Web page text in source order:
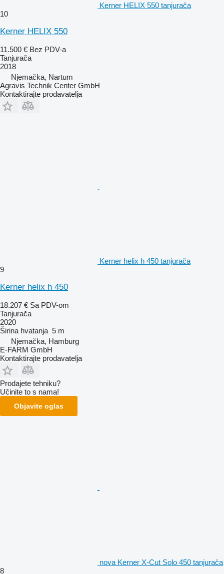
Kerner HELIX 550 tanjurača
10
Kerner HELIX 550
11.500 € Bez PDV-a
Tanjurača
2018
Njemačka, Nartum
Agravis Technik Center GmbH
Kontaktirajte prodavatelja
Kerner helix h 450 tanjurača
9
Kerner helix h 450
18.207 € Sa PDV-om
Tanjurača
2020
Širina hvatanja 5 m
Njemačka, Hamburg
E-FARM GmbH
Kontaktirajte prodavatelja
Prodajete tehniku?
Učinite to s nama!
Objavite oglas
nova Kerner X-Cut Solo 450 tanjurača
8